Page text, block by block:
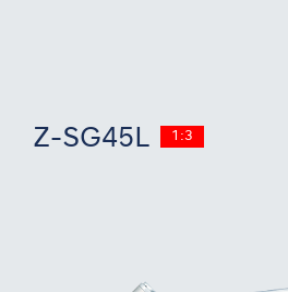
Z-SG45L 1:3